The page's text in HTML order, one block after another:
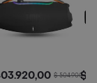
$ 504.900,00
$